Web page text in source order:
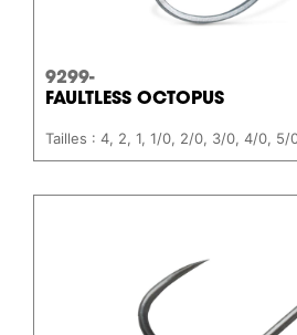
9299-
FAULTLESS OCTOPUS
Tailles : 4, 2, 1, 1/0, 2/0, 3/0, 4/0,